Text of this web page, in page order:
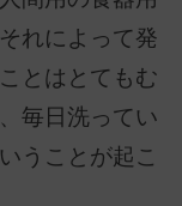
れによって発
とはとてもむ
毎日洗ってい
うことが起こ